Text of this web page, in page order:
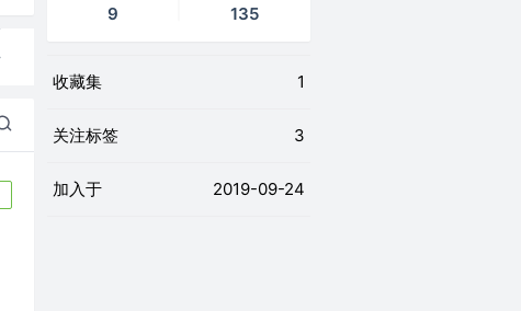
9
135
收藏集 1
关注标签 3
加入于 2019-09-24